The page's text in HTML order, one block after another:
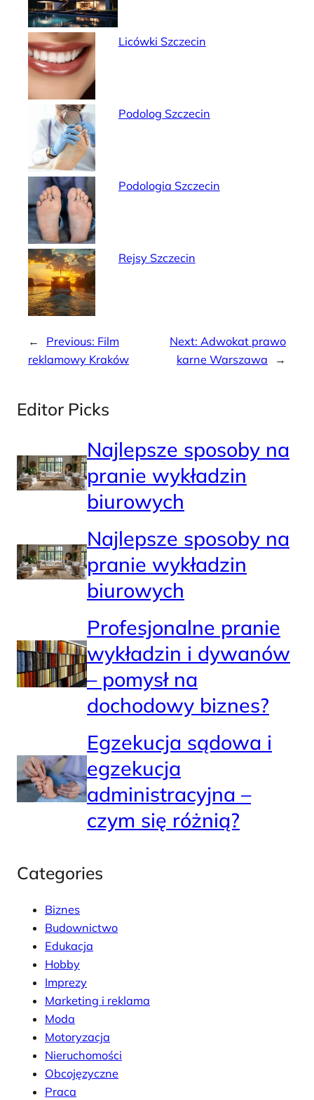
Licówki Szczecin
Podolog Szczecin
Podologia Szczecin
Rejsy Szczecin
← Previous: Film
reklamowy Kraków
Next: Adwokat prawo
karne Warszawa
→
Editor Picks
Najlepsze sposoby na
pranie wykładzin
biurowych
Najlepsze sposoby na
pranie wykładzin
biurowych
Profesjonalne pranie
wykładzin i dywanów
– pomysł na
dochodowy biznes?
Egzekucja sądowa i
egzekucja
administracyjna –
czym się różnią?
Categories
Biznes
Budownictwo
Edukacja
Hobby
Imprezy
Marketing i reklama
Moda
Motoryzacja
Nieruchomości
Obcojęzyczne
Praca